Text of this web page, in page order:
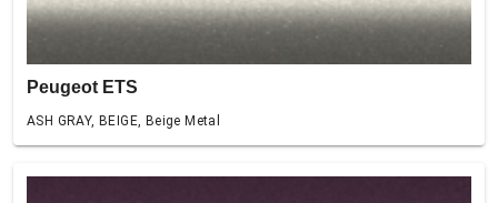
Peugeot ETS
ASH GRAY, BEIGE, Beige Metal